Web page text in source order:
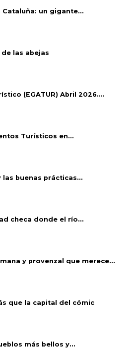
un gigante...
las abejas
(EGATUR) Abril 2026....
Turísticos en...
buenas prácticas...
checa donde el río...
y provenzal que merece...
que la capital del cómic
más bellos y...